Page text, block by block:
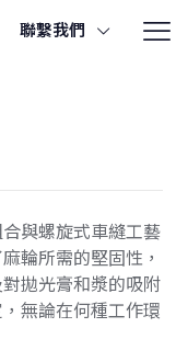
聯繫我們
與螺旋式車縫工藝
輪所需的堅固性，
拋光膏和漿的吸附
無論在何種工作環